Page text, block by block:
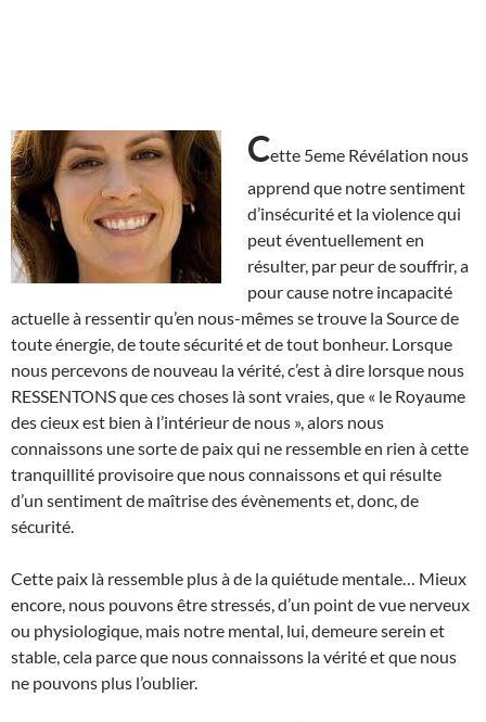
Cette 5eme Révélation nous
apprend que notre sentiment
d’insécurité et la violence qui
peut éventuellement en
résulter, par peur de souffrir, a
pour cause notre incapacité
actuelle à ressentir qu’en nous-mêmes se trouve la Source de
toute énergie, de toute sécurité et de tout bonheur. Lorsque
nous percevons de nouveau la vérité, c’est à dire lorsque nous
RESSENTONS que ces choses là sont vraies, que « le Royaume
des cieux est bien à l’intérieur de nous », alors nous
connaissons une sorte de paix qui ne ressemble en rien à cette
tranquillité provisoire que nous connaissons et qui résulte
d’un sentiment de maîtrise des évènements et, donc, de
sécurité.
Cette paix là ressemble plus à de la quiétude mentale… Mieux
encore, nous pouvons être stressés, d’un point de vue nerveux
ou physiologique, mais notre mental, lui, demeure serein et
stable, cela parce que nous connaissons la vérité et que nous
ne pouvons plus l’oublier.